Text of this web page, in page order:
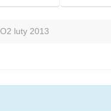
luty 2013